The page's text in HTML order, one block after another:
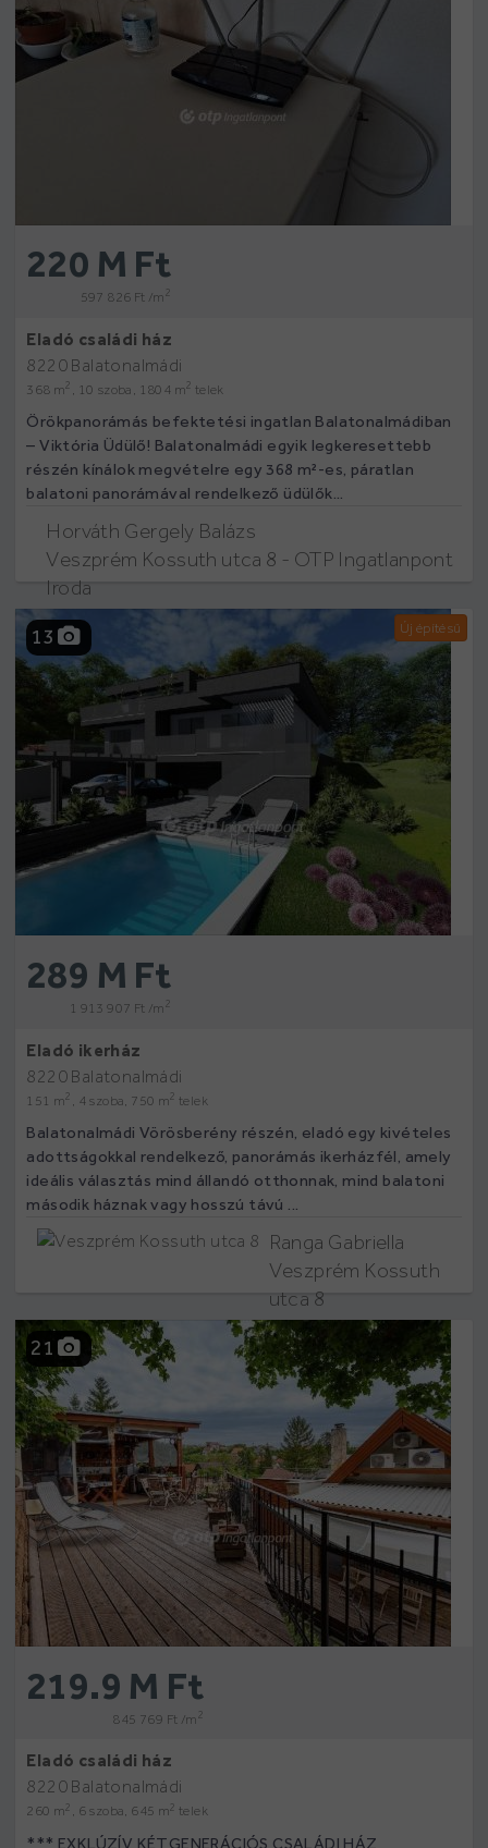
220 M Ft
597 826 Ft /m2
Eladó családi ház
8220 Balatonalmádi
368 m2 , 10 szoba, 1804 m2 telek
Örökpanorámás befektetési ingatlan Balatonalmádiban
– Viktória Üdülő! Balatonalmádi egyik legkeresettebb
részén kínálok megvételre egy 368 m²-es, páratlan
balatoni panorámával rendelkező üdülők...
Horváth Gergely Balázs
Veszprém Kossuth utca 8 - OTP Ingatlanpont
Iroda
13
289 M Ft
1 913 907 Ft /m2
Eladó ikerház
8220 Balatonalmádi
151 m2 , 4 szoba, 750 m2 telek
Balatonalmádi Vörösberény részén, eladó egy kivételes
adottságokkal rendelkező, panorámás ikerházfél, amely
ideális választás mind állandó otthonnak, mind balatoni
második háznak vagy hosszú távú ...
Új építésű
Ranga Gabriella
Veszprém Kossuth
utca 8
21
219.9 M Ft
845 769 Ft /m 2
Eladó családi ház
8220 Balatonalmádi
260 m2 , 6 szoba, 645 m2 telek
*** EXKLÚZÍV KÉTGENERÁCIÓS CSALÁDI HÁZ